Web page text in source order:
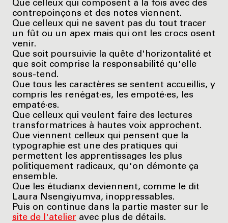
Que celleux qui composent à la fois avec des
contrepoinçons et des notes viennent.
Que celleux qui ne savent pas du tout tracer
un fût ou un apex mais qui ont les crocs osent
venir.
Que soit poursuivie la quête d'horizontalité et
que soit comprise la responsabilité qu'elle
sous-tend.
Que tous les caractères se sentent accueillis, y
compris les renégat·es, les empoté·es, les
empaté·es.
Que celleux qui veulent faire des lectures
transformatrices à hautes voix approchent.
Que viennent celleux qui pensent que la
typographie est une des pratiques qui
permettent les apprentissages les plus
politiquement radicaux, qu'on démonte ça
ensemble.
Que les étudianx deviennent, comme le dit
Laura Nsengiyumva, inoppressables.
Puis on continue dans la partie master sur le
site de l'atelier avec plus de détails.